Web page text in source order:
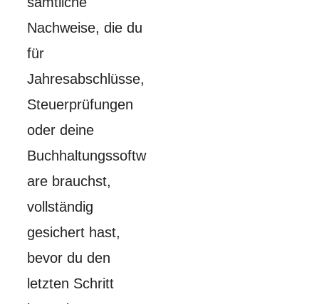
Nachweise, die du
für
Jahresabschlüsse,
Steuerprüfungen
oder deine
Buchhaltungssoftw
are brauchst,
vollständig
gesichert hast,
bevor du den
letzten Schritt